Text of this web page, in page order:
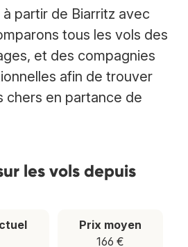
partir de Biarritz avec
tous les vols des
et des compagnies
afin de trouver
chers en partance de
les vols depuis
Prix moyen
166 €